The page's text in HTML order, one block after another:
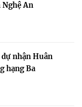
An
nhận Huân
hạng Ba